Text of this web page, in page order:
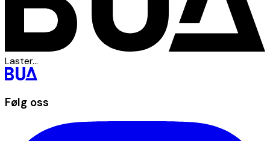
Laster...
Følg oss